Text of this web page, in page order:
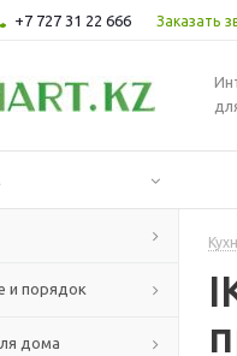
+7 727 31 22 666 Заказать
и порядок
дома